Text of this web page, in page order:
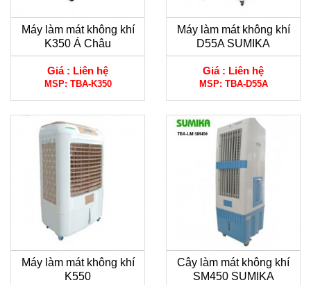
Máy làm mát không khí
K350 Á Châu
Giá : Liên hệ
MSP: TBA-K350
Máy làm mát không khí
D55A SUMIKA
Giá : Liên hệ
MSP: TBA-D55A
Máy làm mát không khí
K550
Cây làm mát không khí
SM450 SUMIKA